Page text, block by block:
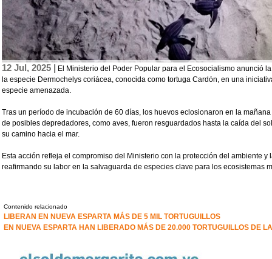
12 Jul, 2025 | El Ministerio del Poder Popular para el Ecosocialismo anunció
la especie Dermochelys coriácea, conocida como tortuga Cardón, en una
especie amenazada.
Tras un período de incubación de 60 días, los huevos eclosionaron en la
de posibles depredadores, como aves, fueron resguardados hasta la caída del
su camino hacia el mar.
Esta acción refleja el compromiso del Ministerio con la protección del ambiente
reafirmando su labor en la salvaguarda de especies clave para los ecosistemas
Contenido relacionado
LIBERAN EN NUEVA ESPARTA MÁS DE 5 MIL TORTUGUILLOS
EN NUEVA ESPARTA HAN LIBERADO MÁS DE 20.000 TORTUGUILLOS DE